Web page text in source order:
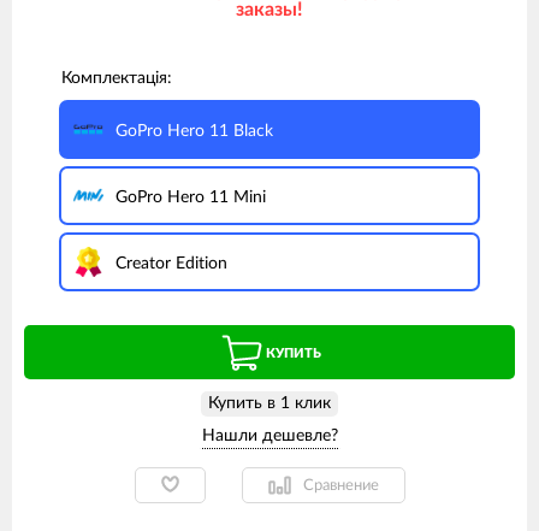
заказы!
Комплектація:
GoPro Hero 11 Black
GoPro Hero 11 Mini
Creator Edition
КУПИТЬ
Купить в 1 клик
Сравнение